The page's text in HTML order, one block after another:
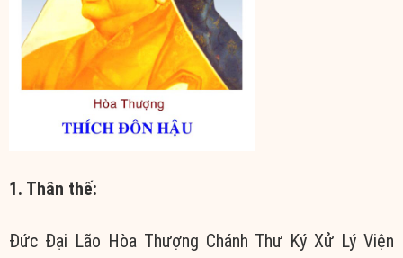
1. Thân thế:
Đức Đại Lão Hòa Thượng Chánh Thư Ký Xử Lý Viện